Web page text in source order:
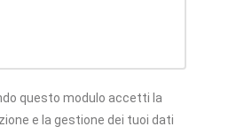
questo modulo accetti la
e la gestione dei tuoi dati